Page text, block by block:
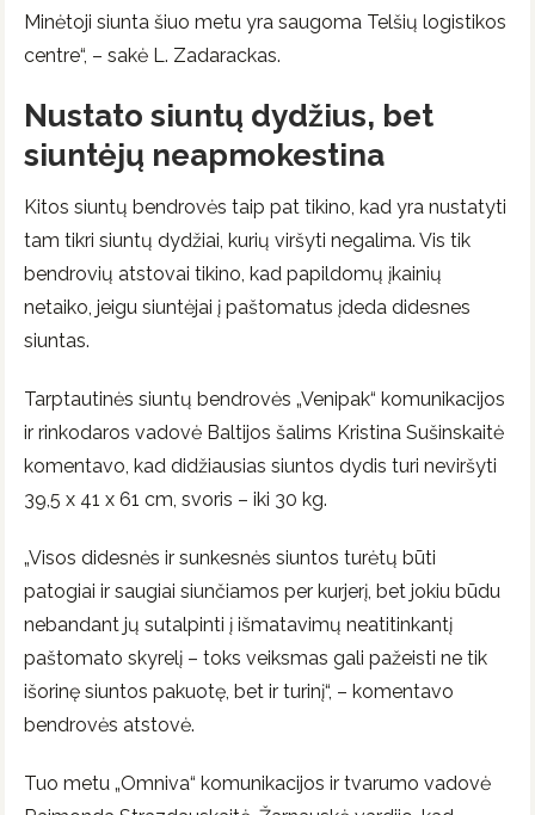
Minėtoji siunta šiuo metu yra saugoma Telšių logistikos
centre“, – sakė L. Zadarackas.
Nustato siuntų dydžius, bet
siuntėjų neapmokestina
Kitos siuntų bendrovės taip pat tikino, kad yra nustatyti
tam tikri siuntų dydžiai, kurių viršyti negalima. Vis tik
bendrovių atstovai tikino, kad papildomų įkainių
netaiko, jeigu siuntėjai į paštomatus įdeda didesnes
siuntas.
Tarptautinės siuntų bendrovės „Venipak“ komunikacijos
ir rinkodaros vadovė Baltijos šalims Kristina Sušinskaitė
komentavo, kad didžiausias siuntos dydis turi neviršyti
39,5 x 41 x 61 cm, svoris – iki 30 kg.
„Visos didesnės ir sunkesnės siuntos turėtų būti
patogiai ir saugiai siunčiamos per kurjerį, bet jokiu būdu
nebandant jų sutalpinti į išmatavimų neatitinkantį
paštomato skyrelį – toks veiksmas gali pažeisti ne tik
išorinę siuntos pakuotę, bet ir turinį“, – komentavo
bendrovės atstovė.
Tuo metu „Omniva“ komunikacijos ir tvarumo vadovė